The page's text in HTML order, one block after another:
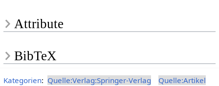
Attribute
BibTeX
Kategorien: Quelle:Verlag:Springer-Verlag
Quelle:Artikel